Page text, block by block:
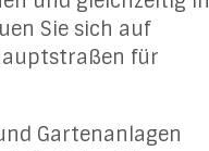
Sie sich auf
für
Gartenanlagen